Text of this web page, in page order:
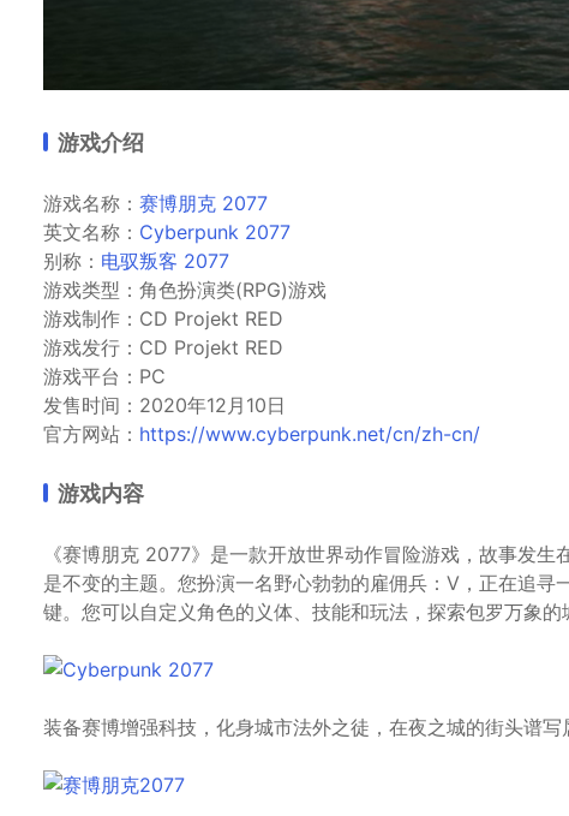
游戏介绍
游戏名称： 赛博朋克 2077
英文名称： Cyberpunk 2077
别称： 电驭叛客 2077
游戏类型：角色扮演类(RPG)游戏
游戏制作：CD Projekt RED
游戏发行：CD Projekt RED
游戏平台：PC
发售时间：2020年12月10日
官方网站： https://www.cyberpunk.net/cn/zh-cn/
游戏内容
《赛博朋克 2077》是一款开放世界动作冒险游戏，故事发
是不变的主题。您扮演一名野心勃勃的雇佣兵：V，正在追
键。您可以自定义角色的义体、技能和玩法，探索包罗万象
装备赛博增强科技，化身城市法外之徒，在夜之城的街头谱写